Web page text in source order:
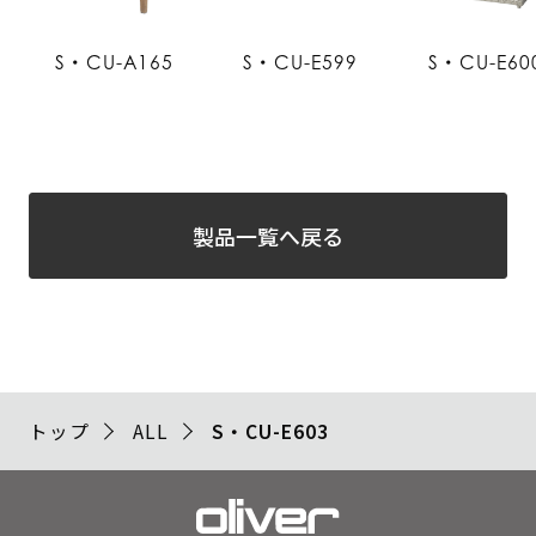
S・CU-A165 S・CU-E599 S・CU-
製品一覧へ戻る
トップ ALL S・CU-E603